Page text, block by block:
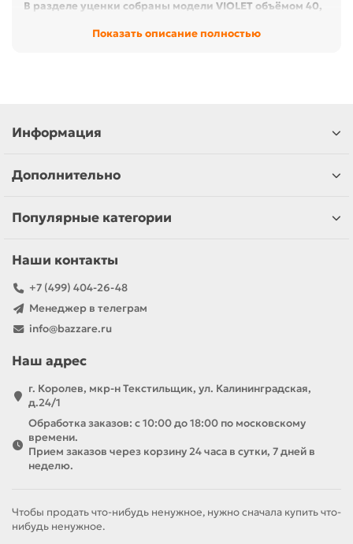
В разделе уценки собраны модели VIOLET объёмом 40,
ванных комнат. Все товары полностью исправны:
Серия «Лофт» 50 л
цвета: белый, серый и трендовый латте.
классический белый оттенок, крышка на петлях.
вязкое тиснение, лёгкое открывание.
ударопрочного полипропилена, выдерживает влажный
ежедневном использовании.
Наличие крышкискрывает грязное бельё и удерживает
запахи, аузкий корпус
Почему стоит заказать у нас
— Самовывоз из Королёва— заберите корзину для белья
в день заказа.
—Доставка по Россииот 1 дня курьером или
транспортной компанией.
—Бонусные баллына следующий заказ (при
регистрации на сайте).
получения — и экономьте без потери качества!
Показать описание полностью
Информация
Дополнительно
Популярные категории
Наши контакты
+7 (499) 404-26-48
Менеджер в телеграм
info@bazzare.ru
Наш адрес
г. Королев, мкр-н Текстильщик, ул. Калининградская,
д.24/1
Обработка заказов: с 10:00 до 18:00 по московскому
времени.
Прием заказов через корзину 24 часа в сутки, 7 дней в
неделю.
Чтобы продать что-нибудь ненужное, нужно сначала купить что-
нибудь ненужное.